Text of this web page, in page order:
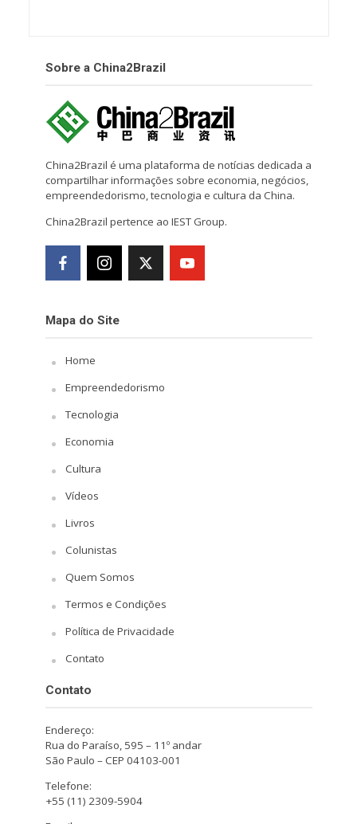
Sobre a China2Brazil
China2Brazil é uma plataforma de notícias dedicada a
compartilhar informações sobre economia, negócios,
empreendedorismo, tecnologia e cultura da China.
China2Brazil pertence ao IEST Group.
Mapa do Site
Home
Empreendedorismo
Tecnologia
Economia
Cultura
Vídeos
Livros
Colunistas
Quem Somos
Termos e Condições
Política de Privacidade
Contato
Contato
Endereço:
Rua do Paraíso, 595 – 11º andar
São Paulo – CEP 04103-001
Telefone:
+55 (11) 2309-5904